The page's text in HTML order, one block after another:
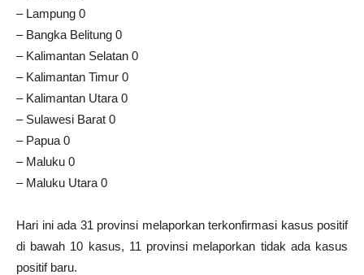
– Lampung 0
– Bangka Belitung 0
– Kalimantan Selatan 0
– Kalimantan Timur 0
– Kalimantan Utara 0
– Sulawesi Barat 0
– Papua 0
– Maluku 0
– Maluku Utara 0
Hari ini ada 31 provinsi melaporkan terkonfirmasi kasus positif
di bawah 10 kasus, 11 provinsi melaporkan tidak ada kasus
positif baru.